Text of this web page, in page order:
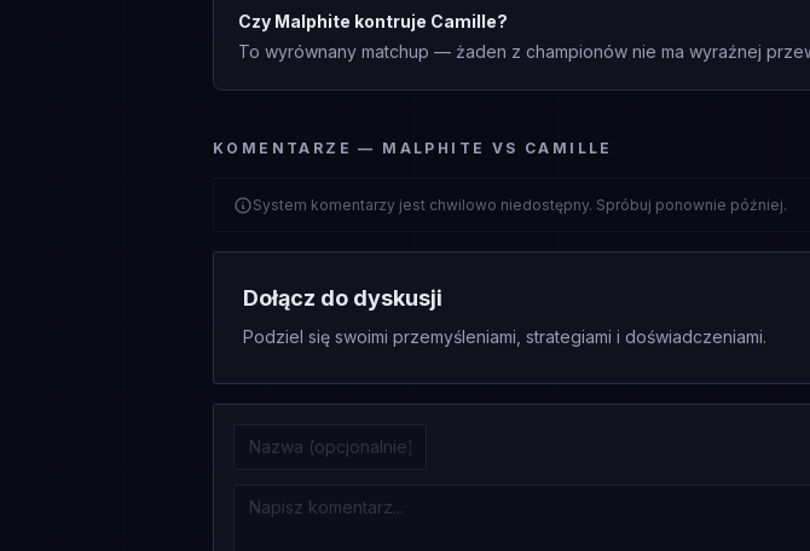
Czy Malphite kontruje Camille?
To wyrównany matchup — żaden z championów nie ma wyraźnej
KOMENTARZE — MALPHITE VS CAMILLE
System komentarzy jest chwilowo niedostępny. Spróbuj ponownie później.
Dołącz do dyskusji
Podziel się swoimi przemyśleniami, strategiami i doświadczeniami.